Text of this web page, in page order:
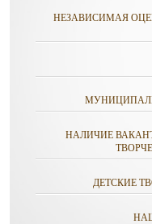
НЕЗАВИСИМАЯ
НАЛИЧИЕ
ДЕТСКИЕ